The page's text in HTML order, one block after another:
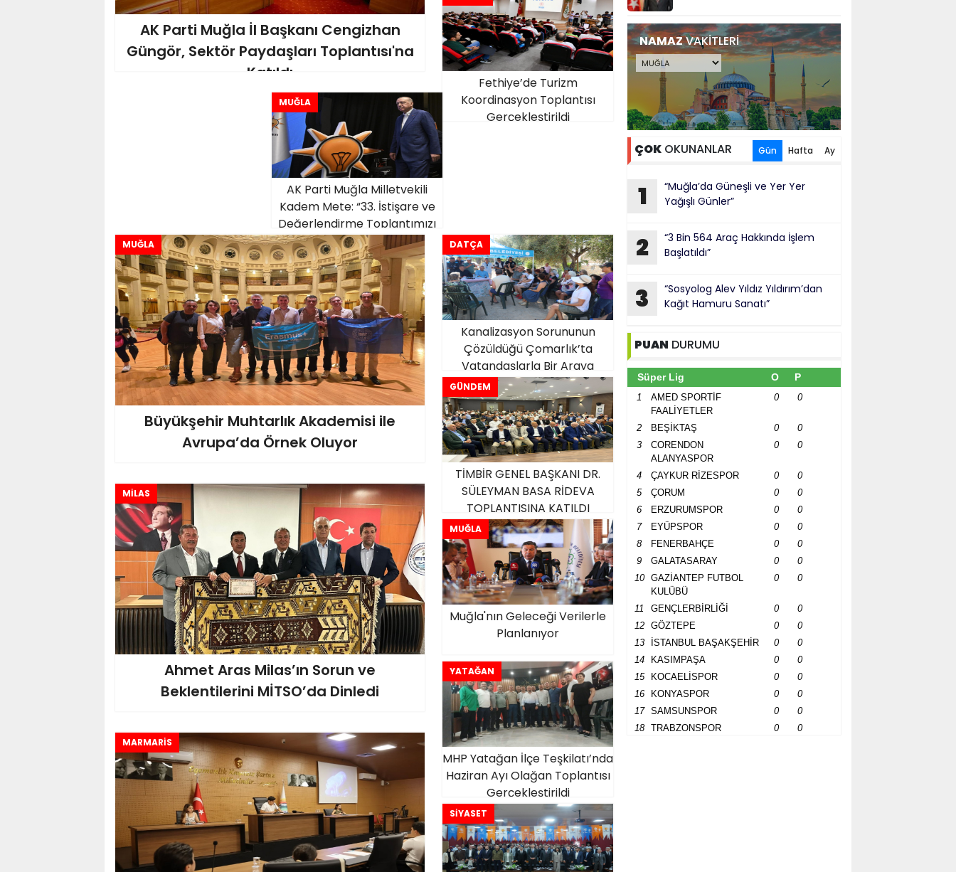
AK Parti Muğla İl Başkanı Cengizhan
Güngör, Sektör Paydaşları Toplantısı'na
Katıldı
Fethiye’de Turizm
Koordinasyon Toplantısı
Gerçekleştirildi
MUĞLA
AK Parti Muğla Milletvekili
Kadem Mete: “33. İstişare ve
Değerlendirme Toplantımızı
Verimli İstişarelerle
Tamamladık”
MUĞLA
Büyükşehir Muhtarlık Akademisi ile
Avrupa’da Örnek Oluyor
DATÇA
Kanalizasyon Sorununun
Çözüldüğü Çomarlık’ta
Vatandaşlarla Bir Araya
Gelindi
GÜNDEM
TİMBİR GENEL BAŞKANI DR.
SÜLEYMAN BASA RİDEVA
TOPLANTISINA KATILDI
MİLAS
Ahmet Aras Milas’ın Sorun ve
Beklentilerini MİTSO’da Dinledi
MUĞLA
Muğla'nın Geleceği Verilerle
Planlanıyor
YATAĞAN
MHP Yatağan İlçe Teşkilatı’nda
Haziran Ayı Olağan Toplantısı
Gerçekleştirildi
MARMARİS
SİYASET
NAMAZVAKİTLERİ
ÇOK OKUNANLAR Gün Hafta Ay
1
“Muğla’da Güneşli ve Yer Yer
Yağışlı Günler”
2
“3 Bin 564 Araç Hakkında İşlem
Başlatıldı”
3
“Sosyolog Alev Yıldız Yıldırım’dan
Kağıt Hamuru Sanatı”
PUAN DURUMU
Süper Lig O P
1
AMED SPORTİF
FAALİYETLER
0 0
2 BEŞİKTAŞ 0
0
3
CORENDON
ALANYASPOR
0 0
4 ÇAYKUR RİZESPOR 0
0
5
ÇORUM 0
0
6
ERZURUMSPOR 0
0
7
EYÜPSPOR 0
0
8
FENERBAHÇE 0
0
9
GALATASARAY 0
0
10
GAZİANTEP FUTBOL
KULÜBÜ
0 0
11 GENÇLERBİRLİĞİ 0
0
12
GÖZTEPE 0
0
13
İSTANBUL BAŞAKŞEHİR 0
0
14
KASIMPAŞA 0
0
15
KOCAELİSPOR 0
0
16
KONYASPOR 0
0
17
SAMSUNSPOR 0
0
18
TRABZONSPOR 0 0